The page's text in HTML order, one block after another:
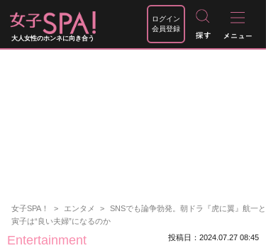
大人女性のホンネに向き合う
ログイン
会員登録
女子SPA！ エンタメ
SNSでも論争勃発。朝ドラ『虎に翼』航一と
寅子は“良い夫婦”になるのか
Entertainment 投稿日：2024.07.27 08:45